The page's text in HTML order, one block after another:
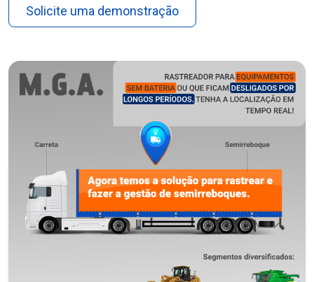
Solicite uma demonstração